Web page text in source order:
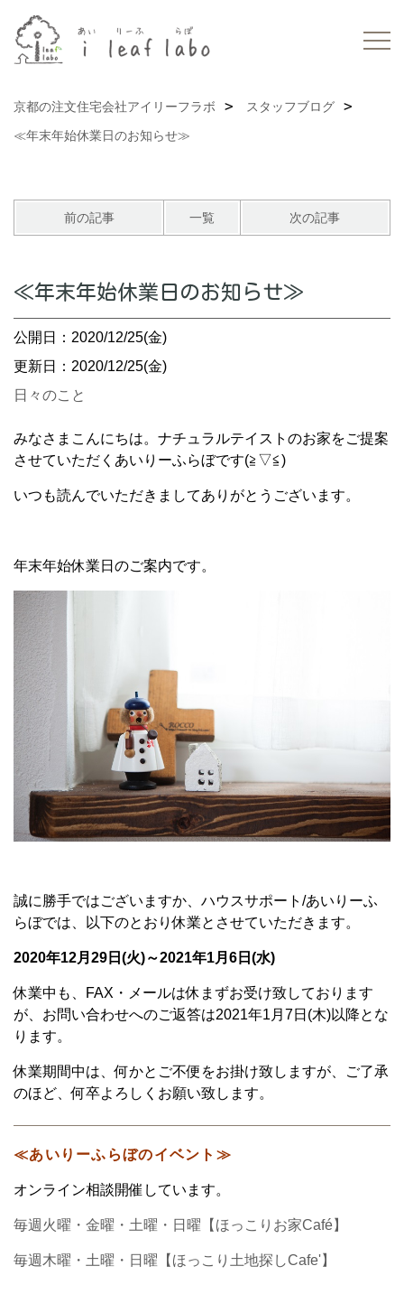
京都の注文住宅会社アイリーフラボ
スタッフブログ
≪年末年始休業日のお知らせ≫
前の記事 一覧 次の記事
≪年末年始休業日のお知らせ≫
公開日：2020/12/25(金)
更新日：2020/12/25(金)
日々のこと
みなさまこんにちは。ナチュラルテイストのお家をご提案
させていただくあいりーふらぼです(≧▽≦)
いつも読んでいただきましてありがとうございます。
年末年始休業日のご案内です。
誠に勝手ではございますか、ハウスサポート/あいりーふ
らぼでは、以下のとおり休業とさせていただきます。
2020年12月29日(火)～2021年1月6日(水)
休業中も、FAX・メールは休まずお受け致しております
が、お問い合わせへのご返答は2021年1月7日(木)以降とな
ります。
休業期間中は、何かとご不便をお掛け致しますが、ご了承
のほど、何卒よろしくお願い致します。
≪あいりーふらぼのイベント≫
オンライン相談開催しています。
毎週火曜・金曜・土曜・日曜【ほっこりお家Café】
毎週木曜・土曜・日曜【ほっこり土地探しCafe'】